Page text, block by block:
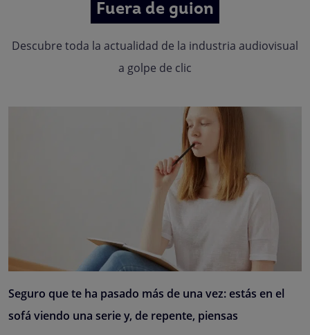
Fuera de guion
Descubre toda la actualidad de la industria audiovisual
a golpe de clic
Seguro que te ha pasado más de una vez: estás en el
sofá viendo una serie y, de repente, piensas